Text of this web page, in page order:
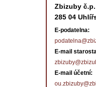
Zbizuby
285 04
E-podatelna:
E-mail
E-mail účetní: